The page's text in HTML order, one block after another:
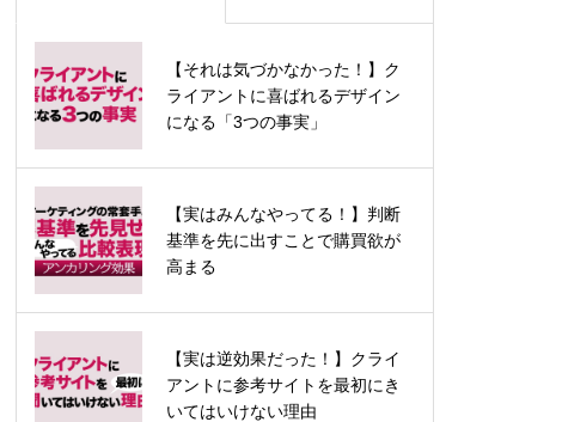
【それは気づかなかった！】ク
ライアントに喜ばれるデザイン
になる「3つの事実」
【実はみんなやってる！】判断
基準を先に出すことで購買欲が
高まる
【実は逆効果だった！】クライ
アントに参考サイトを最初にき
いてはいけない理由
近接の法則
類同の法則（類似性の法則）
シグニファイア（知覚されたア
フォーダンス）